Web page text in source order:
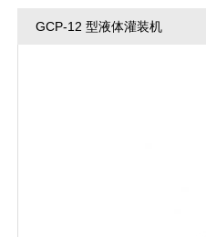
GCP-12 型液体灌装机